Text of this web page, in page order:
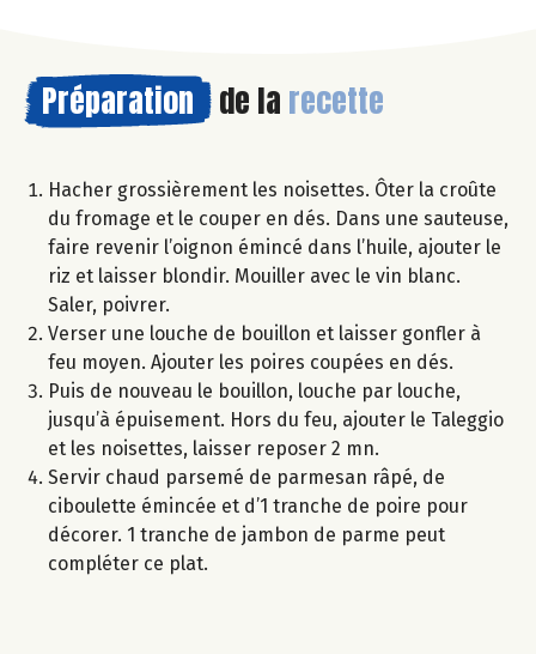
Préparation de la recette
Hacher grossièrement les noisettes. Ôter la croûte
du fromage et le couper en dés. Dans une sauteuse,
faire revenir l’oignon émincé dans l’huile, ajouter le
riz et laisser blondir. Mouiller avec le vin blanc.
Saler, poivrer.
Verser une louche de bouillon et laisser gonfler à
feu moyen. Ajouter les poires coupées en dés.
Puis de nouveau le bouillon, louche par louche,
jusqu’à épuisement. Hors du feu, ajouter le Taleggio
et les noisettes, laisser reposer 2 mn.
Servir chaud parsemé de parmesan râpé, de
ciboulette émincée et d’1 tranche de poire pour
décorer. 1 tranche de jambon de parme peut
compléter ce plat.